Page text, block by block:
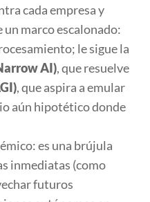
cada empresa y
un marco escalonado:
le sigue la
AI), que resuelve
, que aspira a emular
aún hipotético donde
es una brújula
inmediatas (como
futuros